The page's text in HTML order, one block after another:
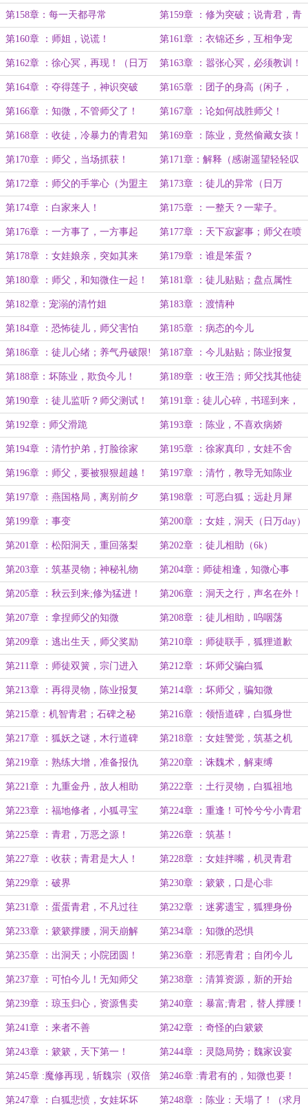
只！
第158章：每一天都寻常 第159章 ：修为突破；说青君，青
君到！
第160章 ：师姐，说谎！ 第161章 ：衣锦还乡，互相争宠
（日万day1）
第162章 ：徐心冥，再现！（日万
day1）
第163章 ：嚣张心冥，必须教训！
（日万day2）
第164章 ：夺得莲子，神识突破
（日万day3）
第165章 ：团子的身高（闲子，
out！）
第166章 ：知微，不管师父了！ 第167章 ：论如何战胜师父！
第168章 ：收徒，冷暴力的青君知
微（日万day1）
第169章 ：陈业，竟然偷藏女孩！
（日万day2）
第170章 ：师父，当场抓获！
（out）
第171章：解释（感谢遥望轻轻叹
的盟主！日万day1）
第172章 ：师父的手掌心（为盟主
遥望轻轻叹加更！日万day2）
第173章 ：徒儿的异常（日万
day3）
第174章 ：白家来人！ 第175章 ：一整天？一辈子。
第176章 ：一方事了，一方事起
（日万day1）
第177章 ：天下寂寥事；师父在喷
水！（补一千六）
第178章 ：女娃娘亲，突如其来 第179章 ：谁是笨蛋？
第180章 ：师父，和知微住一起！ 第181章 ：徒儿贴贴；盘点属性
第182章：宠溺的清竹姐 第183章 ：渡情种
第184章 ：恐怖徒儿，师父害怕 第185章 ：病态的今儿
第186章 ：徒儿心绪；养气丹破限! 第187章 ：今儿贴贴；陈业报复
第188章：坏陈业，欺负今儿！ 第189章 ：收王浩；师父找其他徒
儿！
第190章 ：徒儿监听？师父测试！ 第191章：徒儿心碎，书瑶到来，
练气九层(八k)
第192章：师父滑跪 第193章 ：陈业，不喜欢病娇
第194章 ：清竹护弟，打脸徐家 第195章 ：徐家真印，女娃不舍
第196章 ：师父，要被狠狠超越！ 第197章 ：清竹，教导无知陈业
第197章 ：燕国格局，离别前夕 第198章 ：可恶白狐；远赴月犀
第199章 ：事变 第200章 ：女娃，洞天（日万day）
第201章 ：松阳洞天，重回落梨 第202章 ：徒儿相助（6k）
第203章 ：筑基灵物；神秘礼物 第204章：师徒相逢，知微心事
第205章 ：秋云到来;修为猛进！ 第206章 ：洞天之行，声名在外！
第207章 ：拿捏师父的知微 第208章 ：徒儿相助，呜咽荡
第209章 ：逃出生天，师父奖励 第210章 ：师徒联手，狐狸道歉
第211章 ：师徒双簧，宗门进入 第212章 ：坏师父骗白狐
第213章 ：再得灵物，陈业报复 第214章 ：坏师父，骗知微
第215章：机智青君；石碑之秘 第216章 ：领悟道碑，白狐身世
(8k)
第217章 ：狐妖之谜，木行道碑
（8k）
第218章 ：女娃警觉，筑基之机
第219章 ：熟练大增，准备报仇 第220章 ：诛魏术，解束缚
第221章 ：九重金丹，故人相助
（8k）
第222章 ：土行灵物，白狐祖地
第223章 ：福地修者，小狐寻宝 第224章 ：重逢！可怜兮兮小青君
（8200）
第225章 ：青君，万恶之源！ 第226章 ：筑基！
第227章 ：收获；青君是大人！ 第228章 ：女娃拌嘴，机灵青君
第229章 ：破界 第230章 ：簌簌，口是心非
第231章 ：蛋蛋青君，不凡过往 第232章 ：迷雾遗宝，狐狸身份
第233章 ：簌簌撑腰，洞天崩解 第234章 ：知微的恐惧
第235章 ：出洞天；小院团圆！ 第236章 ：邪恶青君；自闭今儿
第237章 ：可怕今儿！无知师父 第238章 ：清算资源，新的开始
第239章 ：琼玉归心，资源售卖 第240章 ：暴富;青君，替人撑腰！
第241章 ：来者不善 第242章 ：奇怪的白簌簌
第243章 ：簌簌，天下第一！ 第244章 ：灵隐局势；魏家设宴
第245章 :魔修再现，斩魏宗（双倍
求月票）
第246章 :青君有的，知微也要！
第247章 ：白狐悲愤，女娃坏坏 第248章 ：陈业：天塌了！（求月